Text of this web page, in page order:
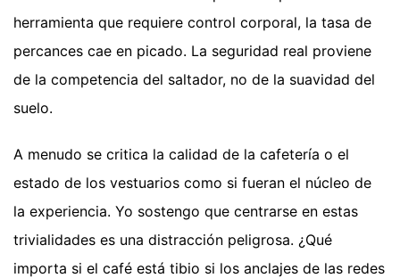
herramienta que requiere control corporal, la tasa de
percances cae en picado. La seguridad real proviene
de la competencia del saltador, no de la suavidad del
suelo.
A menudo se critica la calidad de la cafetería o el
estado de los vestuarios como si fueran el núcleo de
la experiencia. Yo sostengo que centrarse en estas
trivialidades es una distracción peligrosa. ¿Qué
importa si el café está tibio si los anclajes de las redes